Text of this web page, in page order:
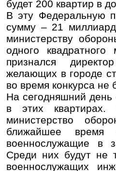
будет 200 квартир в
В эту Федеральную
сумму – 21
министерству
одного
признался
желающих в городе
во время конкурса не
На сегодняшний день
в этих квартирах.
министерство
ближайшее время
военнослужащие в
Среди них будут не
военнослужащих